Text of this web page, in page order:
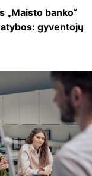
„Maisto banko“
gyventojų